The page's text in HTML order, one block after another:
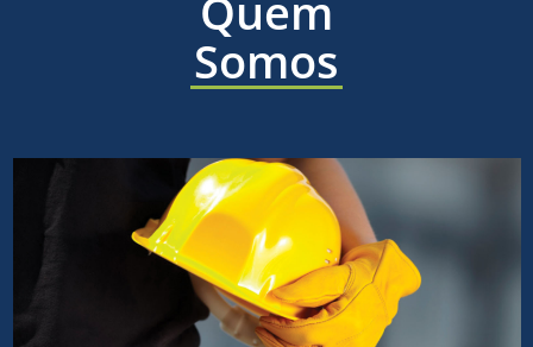
sólida e
eficaz,
áreas
de
higiene
a ética,
a
Quem
Somos